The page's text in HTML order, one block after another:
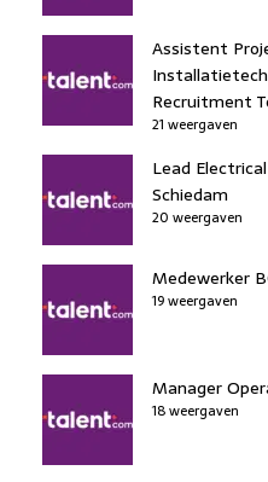
Assistent
Recruitment
21 weergaven
Lead
Schiedam
20 weergaven
Medewerker
19 weergaven
Manager
18 weergaven